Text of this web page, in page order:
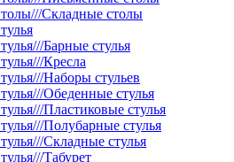
Складные столы
Барные стулья
Кресла
Наборы стульев
Обеденные стулья
Пластиковые стулья
Полубарные стулья
Складные стулья
Табурет